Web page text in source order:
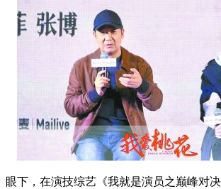
眼下，在演技综艺《我就是演员之巅峰对